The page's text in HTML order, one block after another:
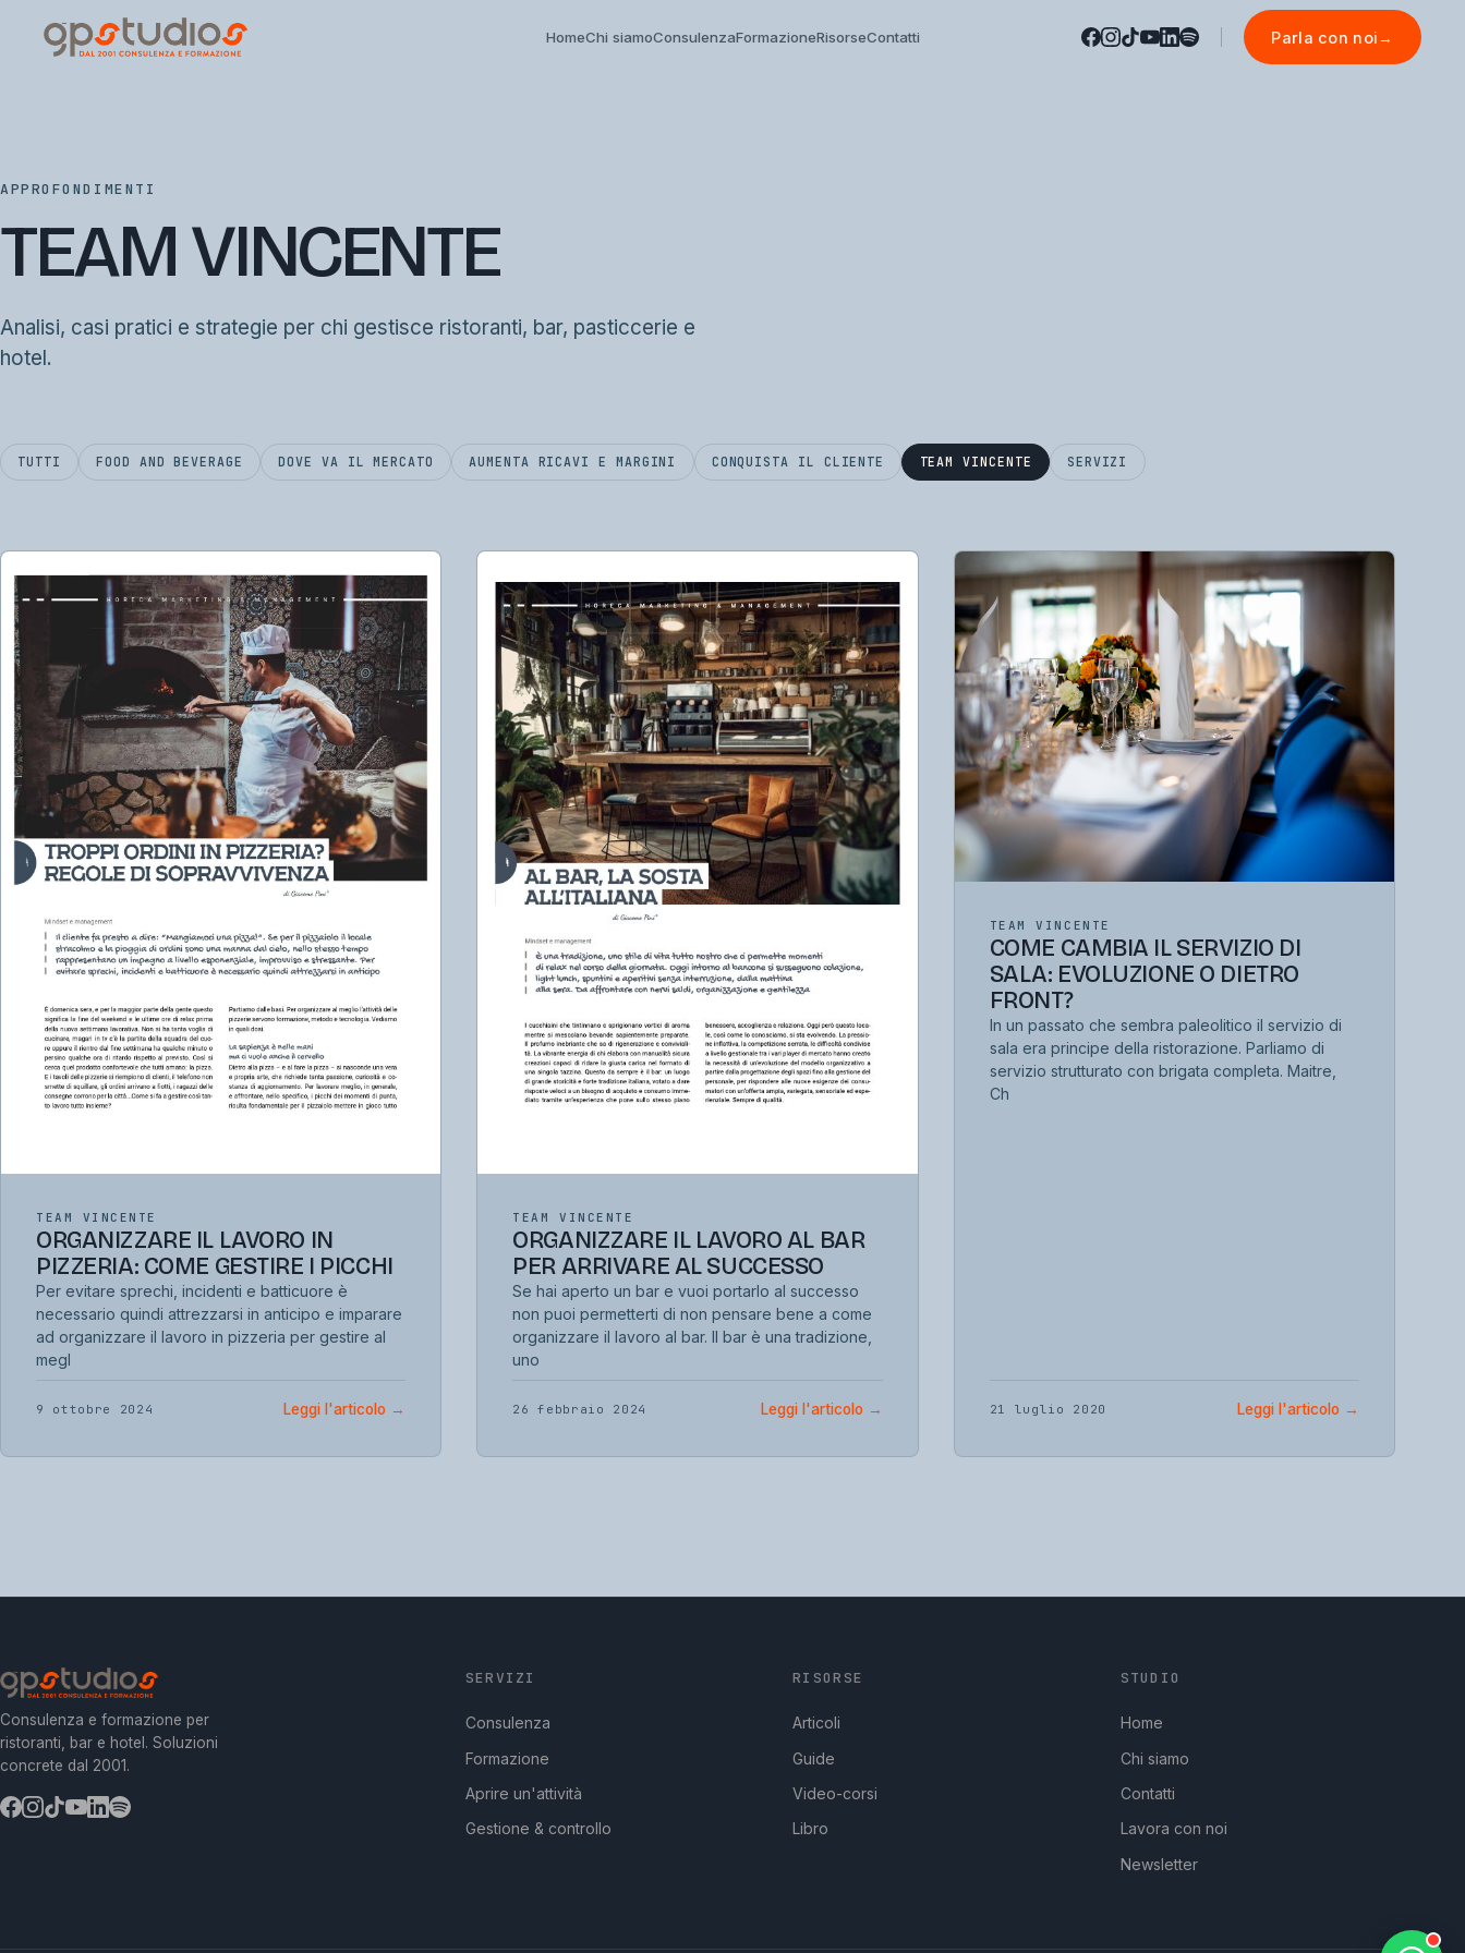
HomeChi siamoConsulenzaFormazioneRisorseContatti Parla con noi→
APPROFONDIMENTI
TEAM VINCENTE
Analisi, casi pratici e strategie per chi gestisce ristoranti, bar, pasticcerie e
hotel.
TUTTI FOOD AND BEVERAGE DOVE VA IL MERCATO AUMENTA RICAVI E MARGINI CONQUISTA IL CLIENTE TEAM VINCENTE SERVIZI
TEAM VINCENTE
ORGANIZZARE IL LAVORO IN
PIZZERIA: COME GESTIRE I PICCHI
Per evitare sprechi, incidenti e batticuore è
necessario quindi attrezzarsi in anticipo e imparare
ad organizzare il lavoro in pizzeria per gestire al
megl
9 ottobre 2024 Leggi l'articolo →
TEAM VINCENTE
ORGANIZZARE IL LAVORO AL BAR
PER ARRIVARE AL SUCCESSO
Se hai aperto un bar e vuoi portarlo al successo
non puoi permetterti di non pensare bene a come
organizzare il lavoro al bar. Il bar è una tradizione,
uno
26 febbraio 2024 Leggi l'articolo →
TEAM VINCENTE
COME CAMBIA IL SERVIZIO DI
SALA: EVOLUZIONE O DIETRO
FRONT?
In un passato che sembra paleolitico il servizio di
sala era principe della ristorazione. Parliamo di
servizio strutturato con brigata completa. Maitre,
Ch
21 luglio 2020 Leggi l'articolo →
Consulenza e formazione per
ristoranti, bar e hotel. Soluzioni
concrete dal 2001.
SERVIZI
Consulenza
Formazione
Aprire un'attività
Gestione & controllo
RISORSE
Articoli
Guide
Video-corsi
Libro
STUDIO
Home
Chi siamo
Contatti
Lavora con noi
Newsletter